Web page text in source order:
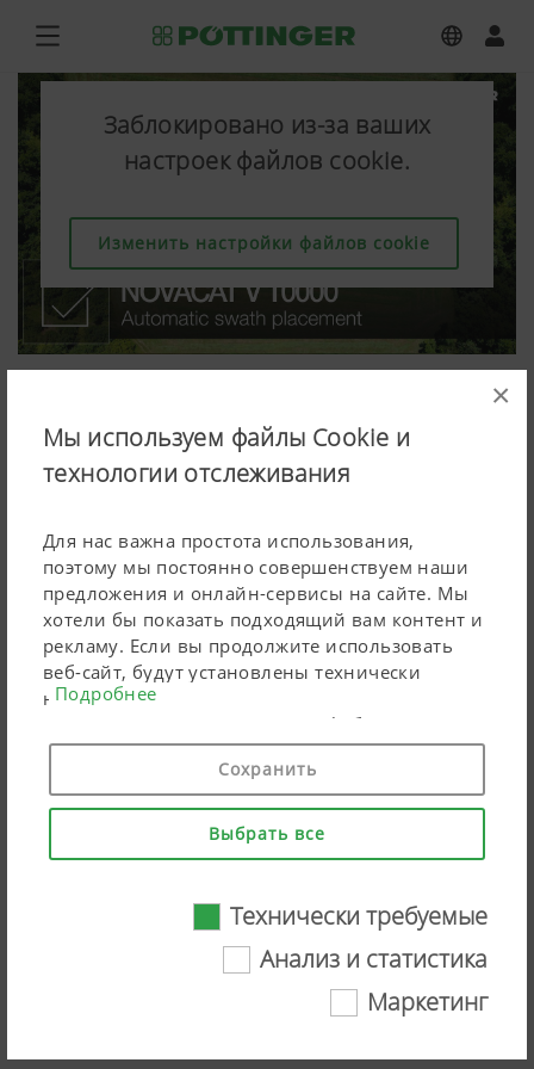
×
Мы используем файлы Cookie и
технологии отслеживания
Для нас важна простота использования,
поэтому мы постоянно совершенствуем наши
предложения и онлайн-сервисы на сайте. Мы
хотели бы показать подходящий вам контент и
рекламу. Если вы продолжите использовать
веб-сайт, будут установлены технически
необходимые файлы cookie. Персональные
маркетинговые продукты Google будут
использовать файлы cookie только в том
случае, если вы дадите свое согласие («согласен
на все»). Вы также можете выполнить
индивидуальные настройки, используя
перечисленные поля для галочки.
Подробнее
Сохранить
Выбрать все
Технически требуемые
Анализ и статистика
Маркетинг
Заблокировано из-за ваших
настроек файлов cookie.
Изменить настройки файлов cookie
Automated swath placement with the
NOVACAT V 10000 mower